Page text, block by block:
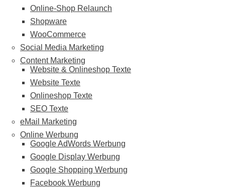
Online-Shop Relaunch
Shopware
WooCommerce
Social Media Marketing
Content Marketing
Website & Onlineshop Texte
Website Texte
Onlineshop Texte
SEO Texte
eMail Marketing
Online Werbung
Google AdWords Werbung
Google Display Werbung
Google Shopping Werbung
Facebook Werbung